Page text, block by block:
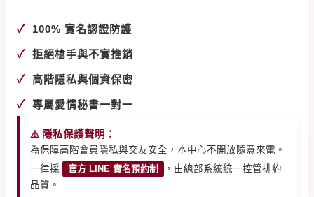
✓ 100% 實名認證防護
✓ 拒絕槍手與不實推銷
✓ 高階隱私與個資保密
✓ 專屬愛情秘書一對一
⚠️ 隱私保護聲明：
為保障高階會員隱私與交友安全，本中心不開放隨意來電。
一律採
官方 LINE 實名預約制
，由總部系統統一控管排約
品質。